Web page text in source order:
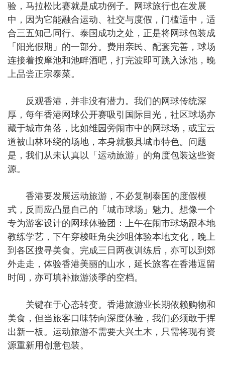
验，马拉松比赛就是成功例子。网球旅行也在发展
中，因为它能融合运动、社交与度假，门槛适中，适
合三五知己同行。泰国成功之处，正是将网球包装成
「阳光假期」的一部分。费用亲民、配套完善，球场
连接着按摩池和池畔酒吧，打完波即可跳入泳池，晚
上品尝正宗泰菜。
反观香港，并非没有潜力。我们的网球传统深
厚，每年香港网球公开赛吸引国际目光，社区球场亦
藏于城市角落，比如维园旁闹市中的网球场，或宝云
道被山林环绕的场地，本身就极具城市特色。问题
是，我们从未认真以「运动旅游」的角度包装这些资
源。
香港要发展运动旅游，不必复制泰国的度假模
式，反而应凸显自己的「城市球场」魅力。想像一个
专为游客设计的网球体验团：上午在闹市球场跟本地
教练学艺，下午穿梭旺角尖沙咀体验本地文化，晚上
到各区搜寻美食。完成三日两夜训练后，亦可以到郊
外走走，体验香港美丽的山水，延长旅客在香港逗留
时间，亦可填补旅游淡季的空档。
关键在于心态转变。香港旅游业长期依赖购物和
美食，但当旅客口味转向深度体验，我们必须敢于挥
出新一板。运动旅游不需要大兴土木，只需将现有资
源重新用创意包装。